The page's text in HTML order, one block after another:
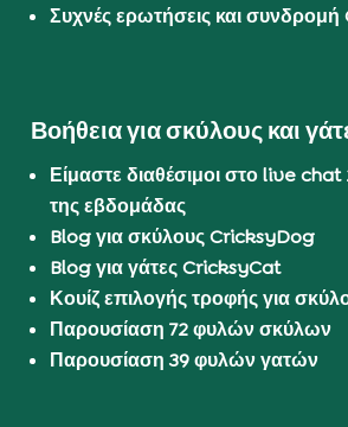
Συχνές ερωτήσεις και
Βοήθεια για σκύλους και
Είμαστε διαθέσιμοι στο live
της εβδομάδας
Blog για σκύλους CricksyDog
Blog για γάτες CricksyCat
Κουίζ επιλογής τροφής για
Παρουσίαση 72 φυλών σκύλων
Παρουσίαση 39 φυλών γατών